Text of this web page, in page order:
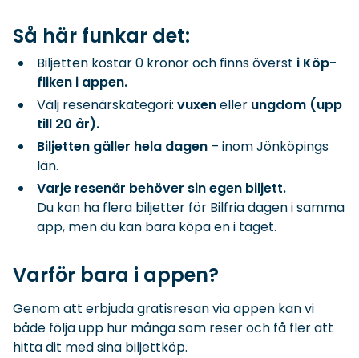
Så här funkar det:
Biljetten kostar 0 kronor och finns överst i Köp-
fliken i appen.
Välj resenärskategori: vuxeneller ungdom (upp
till 20 år).
Biljetten gäller hela dagen – inom Jönköpings
län.
Varje resenär behöver sin egen biljett.
Du kan ha flera biljetter för Bilfria dagen i samma
app, men du kan bara köpa en i taget.
Varför bara i appen?
Genom att erbjuda gratisresan via appen kan vi
både följa upp hur många som reser och få fler att
hitta dit med sina biljettköp.